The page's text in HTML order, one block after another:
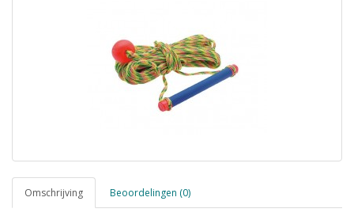
Omschrijving Beoordelingen (0)